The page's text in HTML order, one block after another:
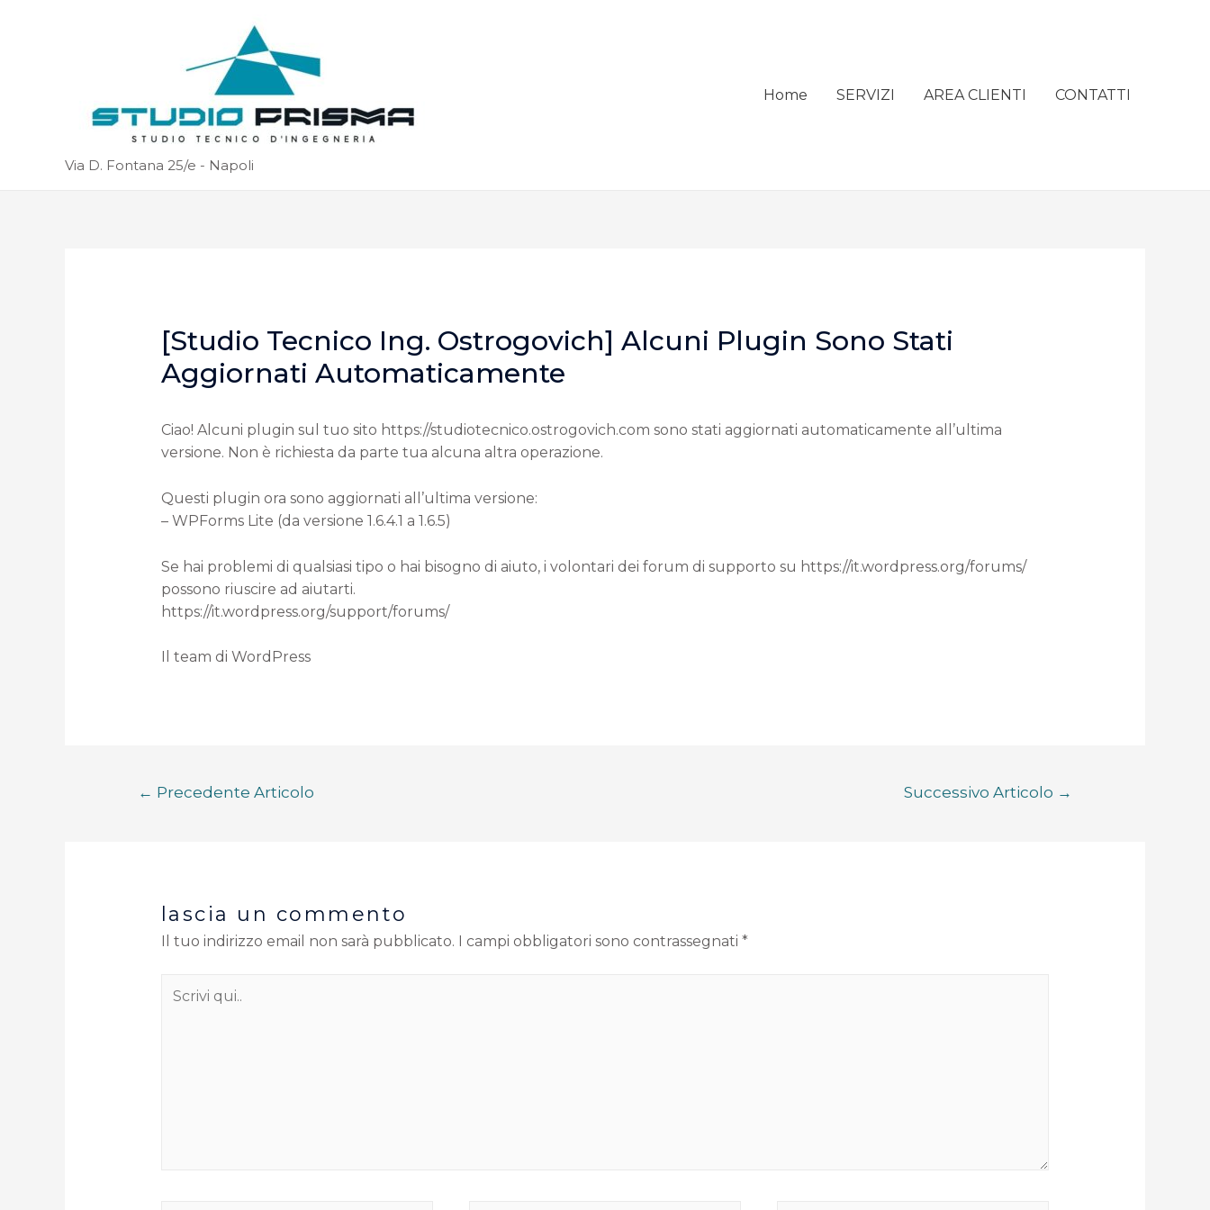
Via D. Fontana 25/e - Napoli
Home SERVIZI AREA CLIENTI CONTATTI
[Studio Tecnico Ing. Ostrogovich] Alcuni Plugin Sono Stati
Aggiornati Automaticamente
Ciao! Alcuni plugin sul tuo sito https://studiotecnico.ostrogovich.com sono stati aggiornati automaticamente all’ultima
versione. Non è richiesta da parte tua alcuna altra operazione.
Questi plugin ora sono aggiornati all’ultima versione:
– WPForms Lite (da versione 1.6.4.1 a 1.6.5)
Se hai problemi di qualsiasi tipo o hai bisogno di aiuto, i volontari dei forum di supporto su https://it.wordpress.org/forums/
possono riuscire ad aiutarti.
https://it.wordpress.org/support/forums/
Il team di WordPress
← Precedente Articolo Successivo Articolo →
lascia un commento
Il tuo indirizzo email non sarà pubblicato. I campi obbligatori sono contrassegnati *